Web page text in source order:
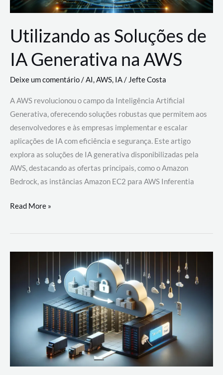
Utilizando as Soluções de
IA Generativa na AWS
Deixe um comentário/AI,AWS, IA/Jefte Costa
A AWS revolucionou o campo da Inteligência Artificial
Generativa, oferecendo soluções robustas que permitem aos
desenvolvedores e às empresas implementar e escalar
aplicações de IA com eficiência e segurança. Este artigo
explora as soluções de IA generativa disponibilizadas pela
AWS, destacando as ofertas principais, como o Amazon
Bedrock, as instâncias Amazon EC2 para AWS Inferentia
Utilizando
Soluções
AWS
Read More »